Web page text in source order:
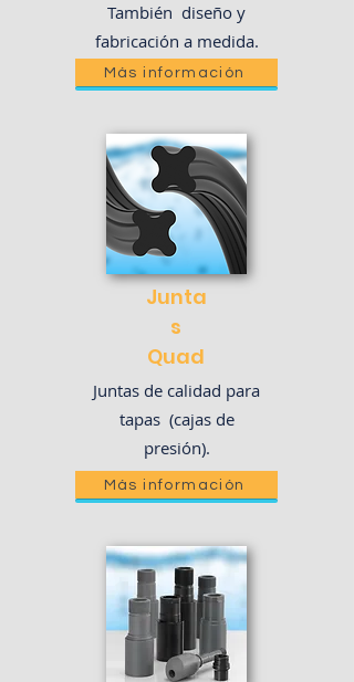
También diseño y
fabricación a medida.
Más información
Junta
s​
Quad
Juntas de calidad para
tapas (cajas de
presión).
Más información